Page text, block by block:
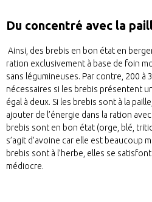
Du concentré avec la
Ainsi, des brebis en bon état en
ration exclusivement à base de foin
sans légumineuses. Par contre, 200 à
nécessaires si les brebis présentent
égal à deux. Si les brebis sont à la
ajouter de l’énergie dans la ration
brebis sont en bon état (orge, blé,
s’agit d’avoine car elle est beaucoup
brebis sont à l’herbe, elles se
médiocre.